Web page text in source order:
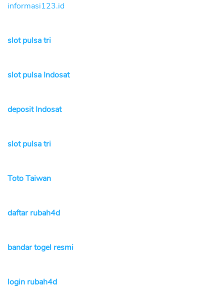
informasi123.id
slot pulsa tri
slot pulsa Indosat
deposit Indosat
slot pulsa tri
Toto Taiwan
daftar rubah4d
bandar togel resmi
login rubah4d